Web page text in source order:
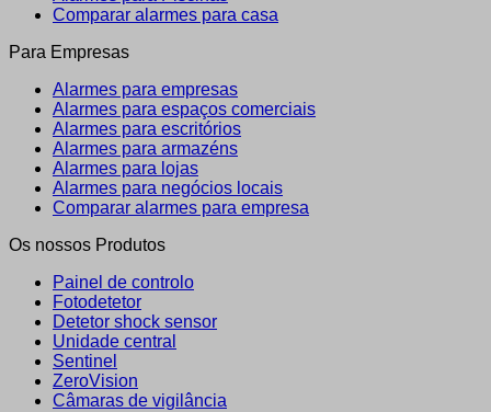
Comparar alarmes para casa
Para Empresas
Alarmes para empresas
Alarmes para espaços comerciais
Alarmes para escritórios
Alarmes para armazéns
Alarmes para lojas
Alarmes para negócios locais
Comparar alarmes para empresa
Os nossos Produtos
Painel de controlo
Fotodetetor
Detetor shock sensor
Unidade central
Sentinel
ZeroVision
Câmaras de vigilância